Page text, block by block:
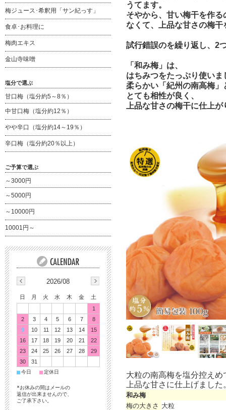
うてます。
そやから、甘い梅干を作
なくて、上品な甘さの梅
試行錯誤のを繰り返し、2
「和み梅」は、
はちみつをたっぷり使いま
柔らかい「紀州の南高梅」
とても相性が良く、
上品な甘さの梅干に仕上
大粒の南高梅を塩分控えめ
上品な甘さに仕上げました
和み梅
梅の大きさ 大粒
梅ジュース･希釈用「サン紀っす」
食卓･お料理に
梅肉エキス
金山寺味噌
塩分で選ぶ
甘口梅（塩分約5～8％）
中甘口梅（塩分約12％）
やや辛口（塩分約14～19％）
辛口梅（塩分約20％以上）
ご予算で選ぶ
～3000円
～5000円
～10000円
10001円～
2026/08
日 月 火 水 木 金
土
1
2
3 4 5 6 7
8
9
10 11 12 13 14
15
16
17 18 19 20 21
22
23
24 25 26 27 28
29
30
31
■今日 ■定休日
*お休みの間はメールの
返信が出来ませんので、
ご了承下さい。